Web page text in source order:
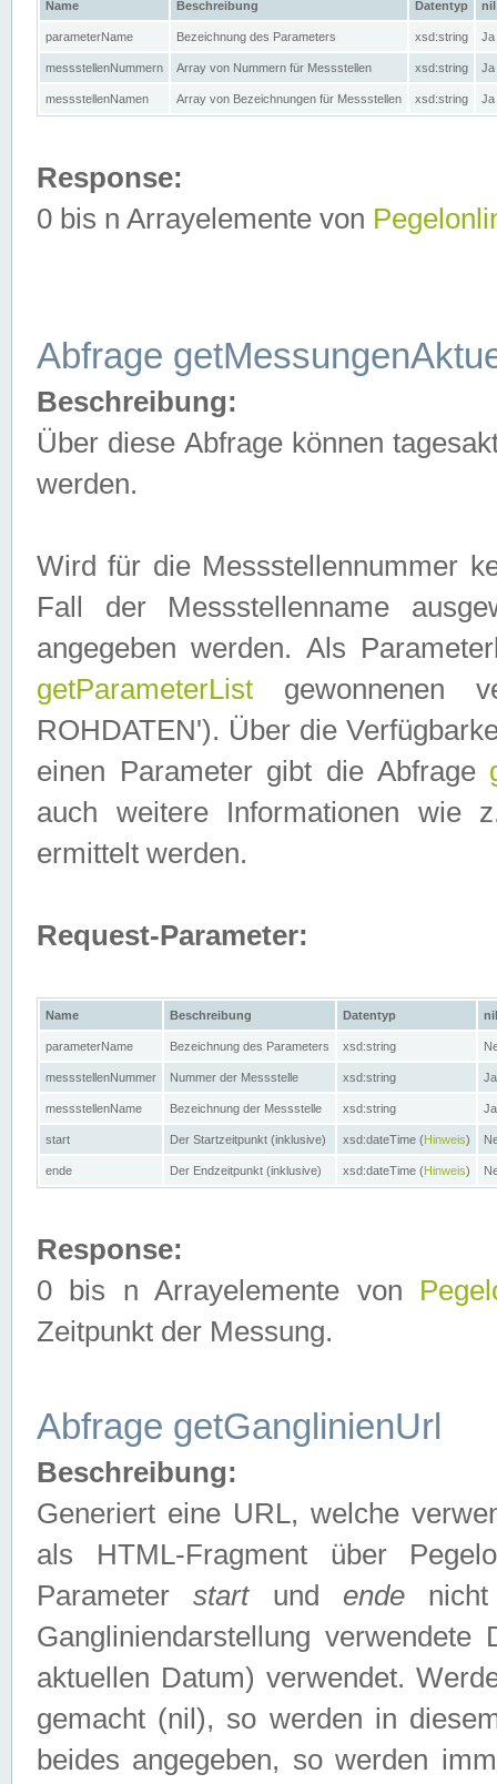
Name Beschreibung Datentyp nil
parameterName Bezeichnung des Parameters xsd:string Ja
messstellenNummern Array von Nummern für Messstellen xsd:string Ja
messstellenNamen Array von Bezeichnungen für Messstellen xsd:string Ja
Response:
0 bis n Arrayelemente von
Abfrage
Beschreibung:
Über diese Abfrage können
werden.
Wird für die Messstellennummer
Fall der Messstellenname
angegeben werden. Als
getParameterList gewonnenen
ROHDATEN'). Über die
einen Parameter gibt die Abfrage
auch weitere Informationen wie
ermittelt werden.
Request-Parameter:
Name Beschreibung Datentyp nil
parameterName Bezeichnung des Parameters xsd:string
messstellenNummer Nummer der Messstelle xsd:string Ja
messstellenName Bezeichnung der Messstelle xsd:string Ja
start Der Startzeitpunkt (inklusive) xsd:dateTime (Hinweis)
ende Der Endzeitpunkt (inklusive) xsd:dateTime (Hinweis)
Response:
0 bis n Arrayelemente von
Zeitpunkt der Messung.
Abfrage getGanglinienUrl
Beschreibung:
Generiert eine URL, welche
als HTML-Fragment über
Parameterstartund endenicht
Gangliniendarstellung
aktuellen Datum) verwendet.
gemacht (nil), so werden in
beides angegeben, so werden